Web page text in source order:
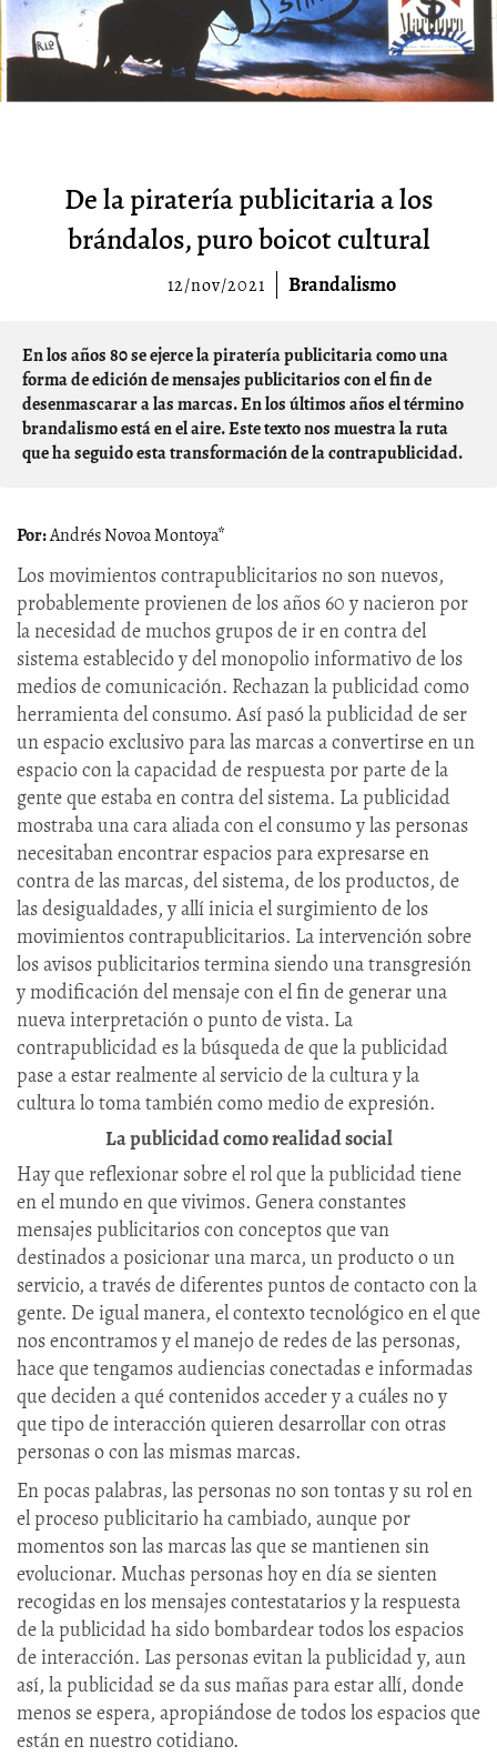
De la piratería publicitaria a los
brándalos, puro boicot cultural
12/nov/2021 Brandalismo
En los años 80 se ejerce la piratería publicitaria como una
forma de edición de mensajes publicitarios con el fin de
desenmascarar a las marcas. En los últimos años el término
brandalismo está en el aire. Este texto nos muestra la ruta
que ha seguido esta transformación de la contrapublicidad.
Andrés Novoa Montoya*
Los movimientos contrapublicitarios no son nuevos,
probablemente provienen de los años 60 y nacieron por
la necesidad de muchos grupos de ir en contra del
sistema establecido y del monopolio informativo de los
medios de comunicación. Rechazan la publicidad como
herramienta del consumo. Así pasó la publicidad de ser
un espacio exclusivo para las marcas a convertirse en un
espacio con la capacidad de respuesta por parte de la
gente que estaba en contra del sistema. La publicidad
mostraba una cara aliada con el consumo y las personas
necesitaban encontrar espacios para expresarse en
contra de las marcas, del sistema, de los productos, de
las desigualdades, y allí inicia el surgimiento de los
movimientos contrapublicitarios. La intervención sobre
los avisos publicitarios termina siendo una transgresión
y modificación del mensaje con el fin de generar una
nueva interpretación o punto de vista. La
contrapublicidad es la búsqueda de que la publicidad
pase a estar realmente al servicio de la cultura y la
cultura lo toma también como medio de expresión.
La publicidad como realidad social
Hay que reflexionar sobre el rol que la publicidad tiene
en el mundo en que vivimos. Genera constantes
mensajes publicitarios con conceptos que van
destinados a posicionar una marca, un producto o un
servicio, a través de diferentes puntos de contacto con la
gente. De igual manera, el contexto tecnológico en el que
nos encontramos y el manejo de redes de las personas,
hace que tengamos audiencias conectadas e informadas
que deciden a qué contenidos acceder y a cuáles no y
que tipo de interacción quieren desarrollar con otras
personas o con las mismas marcas.
En pocas palabras, las personas no son tontas y su rol en
el proceso publicitario ha cambiado, aunque por
momentos son las marcas las que se mantienen sin
evolucionar. Muchas personas hoy en día se sienten
recogidas en los mensajes contestatarios y la respuesta
de la publicidad ha sido bombardear todos los espacios
de interacción. Las personas evitan la publicidad y, aun
así, la publicidad se da sus mañas para estar allí, donde
menos se espera, apropiándose de todos los espacios que
están en nuestro cotidiano.